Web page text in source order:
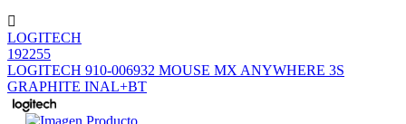
LOGITECH
192255
LOGITECH 910-006932 MOUSE MX ANYWHERE 3S
GRAPHITE INAL+BT